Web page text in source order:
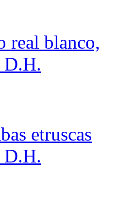
real blanco,
D.H.
etruscas
D.H.